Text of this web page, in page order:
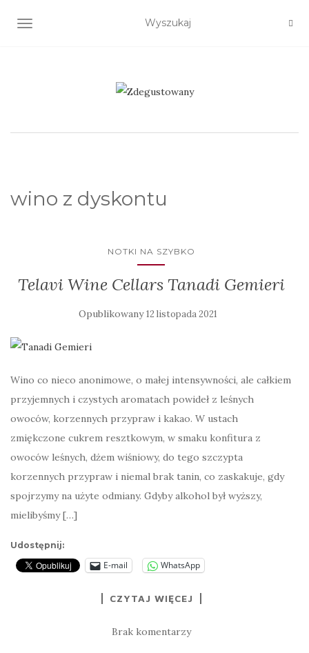
TOGGLE NAVIGATION
wino z dyskontu
NOTKI NA SZYBKO
Telavi Wine Cellars Tanadi Gemieri
Opublikowany12 listopada 2021
Wino co nieco anonimowe, o małej intensywności, ale całkiem
przyjemnych i czystych aromatach powideł z leśnych
owoców, korzennych przypraw i kakao. W ustach
zmiękczone cukrem resztkowym, w smaku konfitura z
owoców leśnych, dżem wiśniowy, do tego szczypta
korzennych przypraw i niemal brak tanin, co zaskakuje, gdy
spojrzymy na użyte odmiany. Gdyby alkohol był wyższy,
mielibyśmy […]
Udostępnij:
E-mail WhatsApp
CZYTAJ WIĘCEJ
Brak komentarzy